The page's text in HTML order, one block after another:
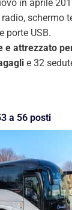
in aprile
schermo
porte USB.
e attrezzato
e 32
a 56 posti